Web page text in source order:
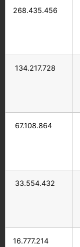
268.435.456
134.217.728
67.108.864
33.554.432
16.777.214